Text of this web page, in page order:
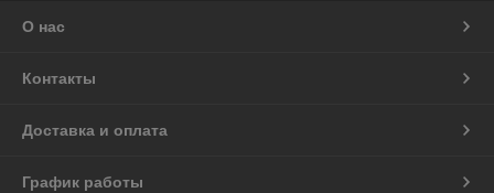
О нас
Контакты
Доставка и оплата
График работы